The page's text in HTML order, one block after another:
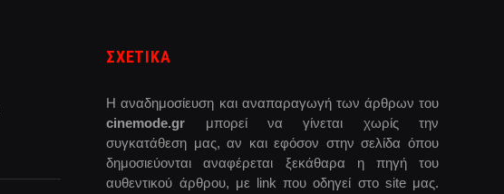
ΣΧΕΤΙΚΑ
Η αναδημοσίευση και αναπαραγωγή των άρθρων του
cinemode.gr μπορεί να γίνεται χωρίς την
συγκατάθεση μας, αν και εφόσον στην σελίδα όπου
δημοσιεύονται αναφέρεται ξεκάθαρα η πηγή του
αυθεντικού άρθρου, με link που οδηγεί στο site μας.